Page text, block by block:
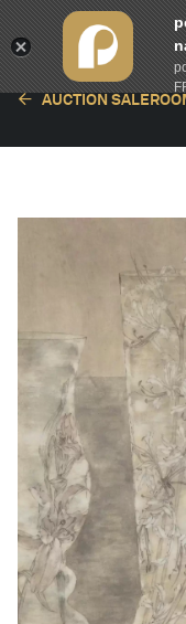
简体中文
AUCTION